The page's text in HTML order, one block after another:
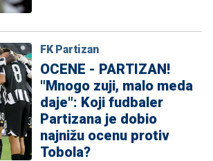
FK Partizan
OCENE - PARTIZAN!
"Mnogo zuji, malo meda
daje": Koji fudbaler
Partizana je dobio
najnižu ocenu protiv
Tobola?